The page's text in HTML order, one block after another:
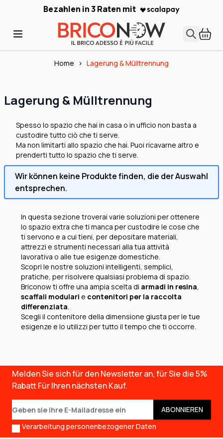
Skip to ContentBezahlen in 3 Raten mit
Home > Lagerung & Mülltrennung
Lagerung & Mülltrennung
Spesso lo spazio che hai in casa o in ufficio non basta a
custodire tutto ciò che ti serve.
Ma non limitarti allo spazio che hai. Puoi ricavarne altro e
prenderti tutto lo spazio che ti serve.
Wir können keine Produkte finden, die der Auswahl
entsprechen.
In questa sezione troverai varie soluzioni per ottenere
lo spazio extra che ti manca per custodire le cose che
ti servono e a cui tieni, per depositare materiali,
attrezzi e strumenti necessari alla tua attività
lavorativa o alle tue esigenze domestiche.
Scopri le nostre soluzioni intelligenti, semplici,
pratiche, per risolvere qualsiasi problema di spazio.
Briconow ti offre una ampia scelta di armadi in resina,
scaffali modulari e contenitori per la raccolta
differenziata.
Scegli il contenitore della dimensione giusta per le tue
esigenze e lo utilizzi per tutto il tempo che ti occorre.
Melden Sie sich für den Newsletter an, für Sie die5%
RabattFür Ihren nächsten Kauf.
E-Mail-Adresse
ABONNIEREN
Verarbeitung personenbezogener Daten